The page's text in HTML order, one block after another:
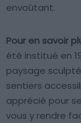
envoûtant.
Pour en savoir
été institué en
paysage sculpté
sentiers
apprécié pour
vous y rendre